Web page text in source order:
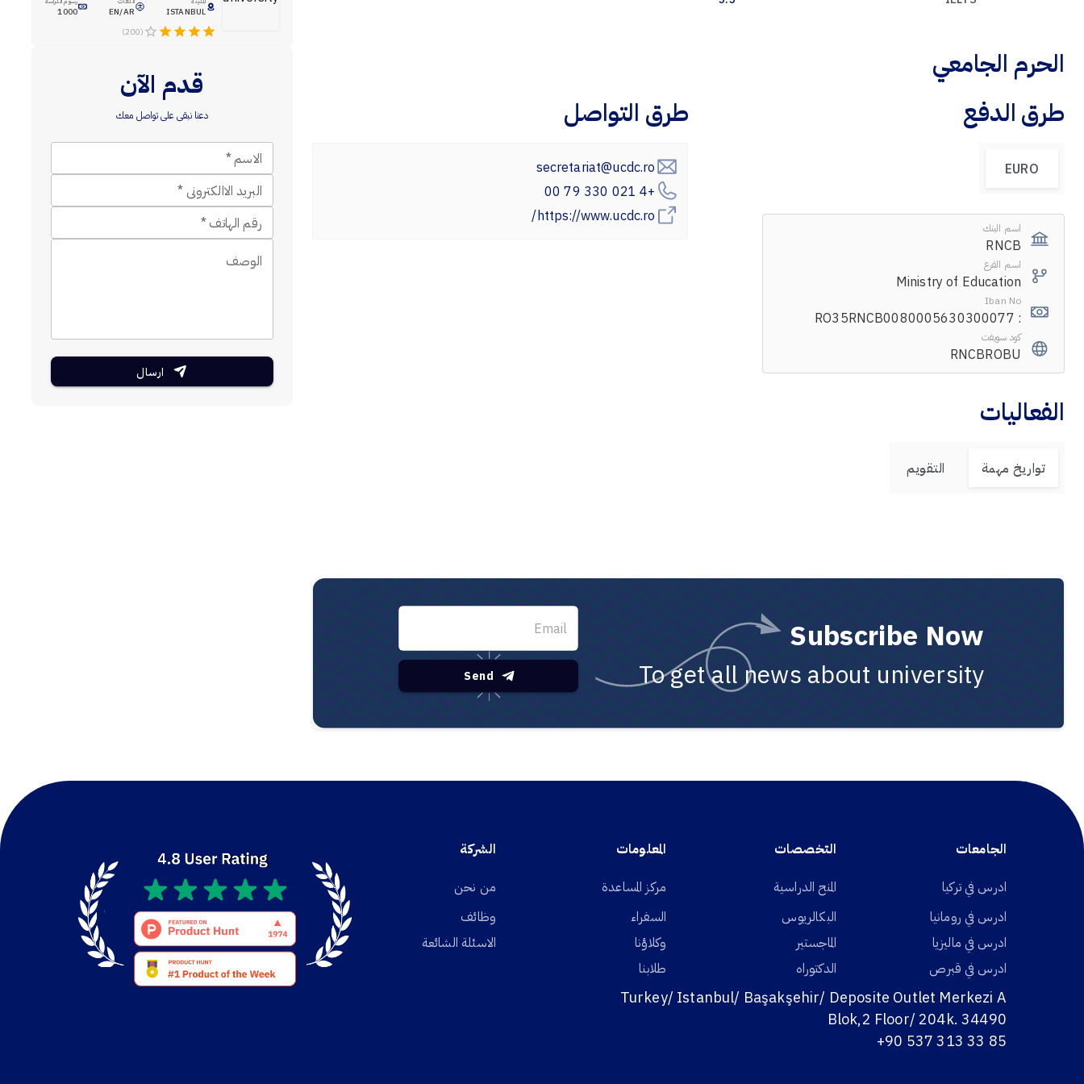
الحرم الجامعي
طرق الدفع
EURO
اسم البنك
RNCB
اسم الفرع
Ministry of Education
Iban No
: RO35RNCB0080005630300077
كود سويفت
RNCBROBU
طرق التواصل
secretariat@ucdc.ro
+4 021 330 79 00
https://www.ucdc.ro/
الفعاليات
تواريخ مهمة التقويم
Subscribe Now
To get all news about university
Send
ISTANBUL
EN/AR
1000
(200)
قدم الآن
دعنا نبقى على تواصل معك
الاسم *
البريد الاالكترونى *
رقم الهاتف *
الوصف
ارسال
الجامعات
ادرس في تركيا
ادرس في رومانيا
ادرس في ماليزيا
ادرس في قبرص
التخصصات
المنح الدراسية
البكالريوس
الماجستير
الدكتوراه
المعلومات
مركز المساعدة
السفراء
وكلاؤنا
طلابنا
الشركة
من نحن
وظائف
الاسئلة الشائعة
Turkey/ Istanbul/ Başakşehir/ Deposite Outlet Merkezi A
Blok,2 Floor/ 204k. 34490
+90 537 313 33 85